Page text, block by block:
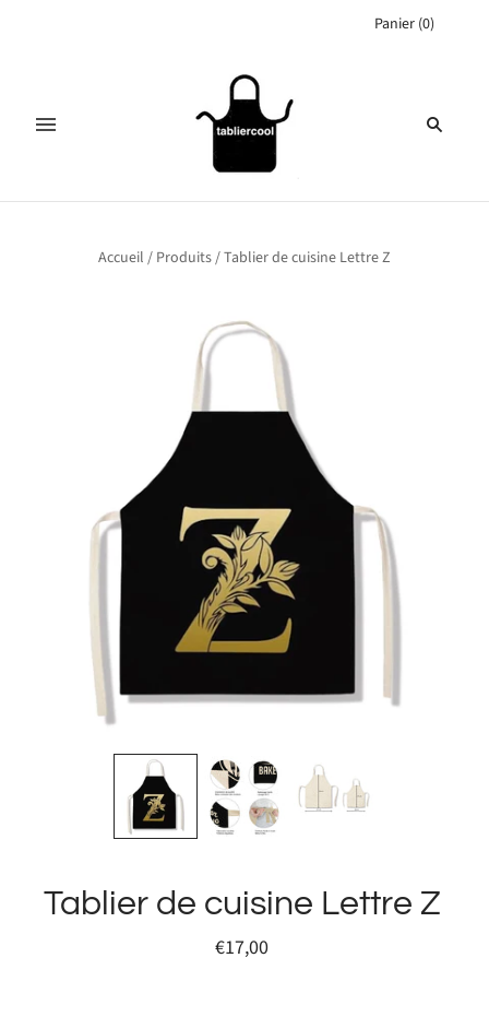
Panier (0)
Accueil / Produits/Tablier de cuisine Lettre Z
Tablier de cuisine Lettre Z
€17,00